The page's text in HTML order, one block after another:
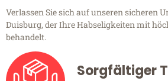
Verlassen Sie sich auf unseren sicheren
Duisburg, der Ihre Habseligkeiten mit
behandelt.
Sorgfältiger